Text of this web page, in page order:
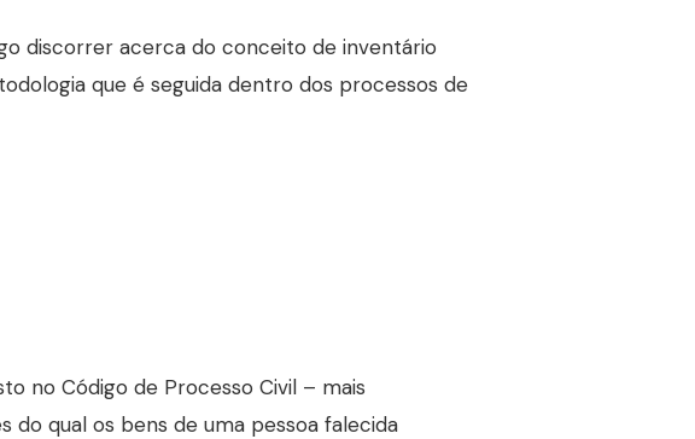
discorrer acerca do conceito de inventário
que é seguida dentro dos processos de
no Código de Processo Civil – mais
do qual os bens de uma pessoa falecida